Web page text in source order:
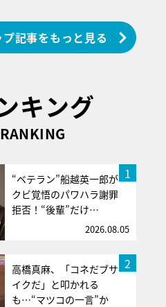
記事をもっと見る
キング
RANKING
1
“ベテラン”船越英一郎が
クビ覚悟のパワハラ謝罪
拒否！“後輩”だけ…
2026.08.05
2
高橋真麻、「コネだブサ
イクだ」と叩かれる
も…“マツコの一言”か